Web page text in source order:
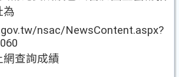
為
nsac/NewsContent.aspx?
查詢成績